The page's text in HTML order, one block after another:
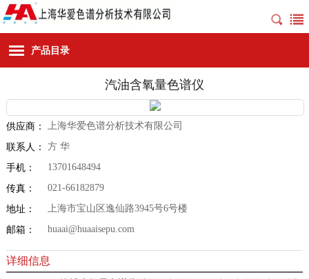
产品目录
汽油含氧量色谱仪
供应商： 上海华爱色谱分析技术有限公司
联系人： 方 华
手机： 13701648494
传真： 021-66182879
地址： 上海市宝山区逸仙路3945号6号楼
邮箱： huaai@huaaisepu.com
详细信息